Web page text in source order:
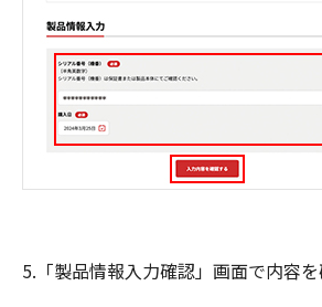
5.「製品情報入力確認」画面で内容